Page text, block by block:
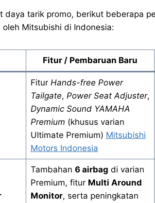
daya tarik promo, berikut beberapa
Mitsubishi di Indonesia:
Fitur / Pembaruan Baru
Fitur Hands-free Power
Tailgate, Power Seat Adjuster,
Dynamic Sound YAMAHA
Premium (khusus varian
Ultimate Premium) Mitsubishi
Motors Indonesia
Tambahan 6 airbag di varian
Premium, fitur Multi Around
Monitor, serta peningkatan